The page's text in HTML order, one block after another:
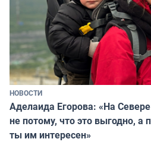
НОВОСТИ
Аделаида Егорова: «На
не потому, что это выгодно, а
ты им интересен»